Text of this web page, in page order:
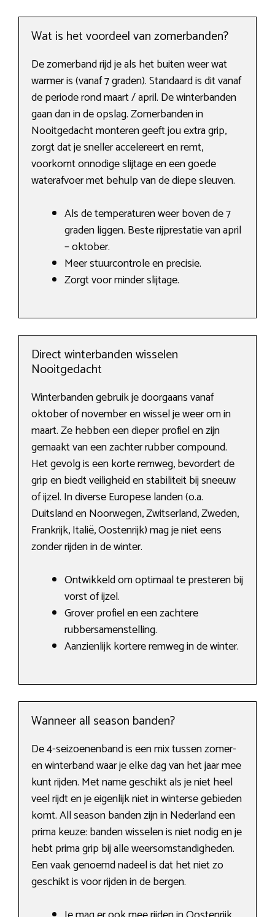
Wat is het voordeel van zomerbanden?
De zomerband rijd je als het buiten weer wat
warmer is (vanaf 7 graden). Standaard is dit vanaf
de periode rond maart / april. De winterbanden
gaan dan in de opslag. Zomerbanden in
Nooitgedacht monteren geeft jou extra grip,
zorgt dat je sneller accelereert en remt,
voorkomt onnodige slijtage en een goede
waterafvoer met behulp van de diepe sleuven.
Als de temperaturen weer boven de 7
graden liggen. Beste rijprestatie van april
– oktober.
Meer stuurcontrole en precisie.
Zorgt voor minder slijtage.
Direct winterbanden wisselen
Nooitgedacht
Winterbanden gebruik je doorgaans vanaf
oktober of november en wissel je weer om in
maart. Ze hebben een dieper profiel en zijn
gemaakt van een zachter rubber compound.
Het gevolg is een korte remweg, bevordert de
grip en biedt veiligheid en stabiliteit bij sneeuw
of ijzel. In diverse Europese landen (o.a.
Duitsland en Noorwegen, Zwitserland, Zweden,
Frankrijk, Italië, Oostenrijk) mag je niet eens
zonder rijden in de winter.
Ontwikkeld om optimaal te presteren bij
vorst of ijzel.
Grover profiel en een zachtere
rubbersamenstelling.
Aanzienlijk kortere remweg in de winter.
Wanneer all season banden?
De 4-seizoenenband is een mix tussen zomer-
en winterband waar je elke dag van het jaar mee
kunt rijden. Met name geschikt als je niet heel
veel rijdt en je eigenlijk niet in winterse gebieden
komt. All season banden zijn in Nederland een
prima keuze: banden wisselen is niet nodig en je
hebt prima grip bij alle weersomstandigheden.
Een vaak genoemd nadeel is dat het niet zo
geschikt is voor rijden in de bergen.